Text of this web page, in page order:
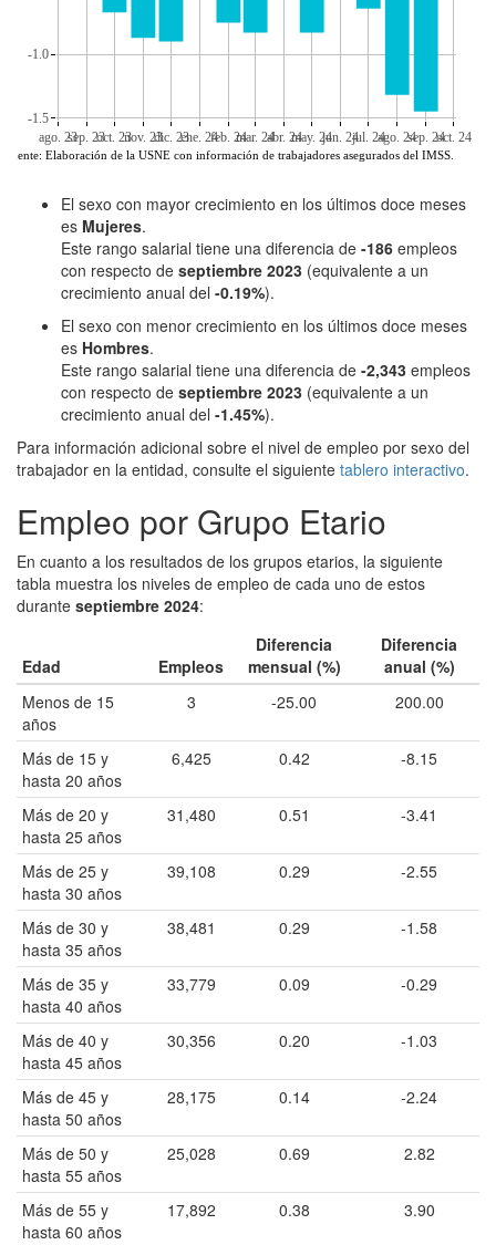
ago. 23sep. 23oct. 23nov. 23dic. 23ene. 24feb. 24mar. 24abr. 24may. 24jun. 24jul. 24ago. 24sep. 24oct. 24
-1.5
-1.0
Fuente: Elaboración de la USNE con información de trabajadores asegurados del IMSS.
El sexo con mayor crecimiento en los últimos doce meses
es Mujeres.
Este rango salarial tiene una diferencia de -186 empleos
con respecto de septiembre 2023 (equivalente a un
crecimiento anual del -0.19%).
El sexo con menor crecimiento en los últimos doce meses
es Hombres.
Este rango salarial tiene una diferencia de -2,343 empleos
con respecto de septiembre 2023 (equivalente a un
crecimiento anual del -1.45%).
Para información adicional sobre el nivel de empleo por sexo del
trabajador en la entidad, consulte el siguiente tablero interactivo.
Empleo por Grupo Etario
En cuanto a los resultados de los grupos etarios, la siguiente
tabla muestra los niveles de empleo de cada uno de estos
durante septiembre 2024:
Edad Empleos
Diferencia
mensual (%)
Diferencia
anual (%)
Menos de 15
años
3 -25.00 200.00
Más de 15 y
hasta 20 años
6,425 0.42 -8.15
Más de 20 y
hasta 25 años
31,480 0.51 -3.41
Más de 25 y
hasta 30 años
39,108 0.29 -2.55
Más de 30 y
hasta 35 años
38,481 0.29 -1.58
Más de 35 y
hasta 40 años
33,779 0.09 -0.29
Más de 40 y
hasta 45 años
30,356 0.20 -1.03
Más de 45 y
hasta 50 años
28,175 0.14 -2.24
Más de 50 y
hasta 55 años
25,028 0.69 2.82
Más de 55 y
hasta 60 años
17,892 0.38 3.90